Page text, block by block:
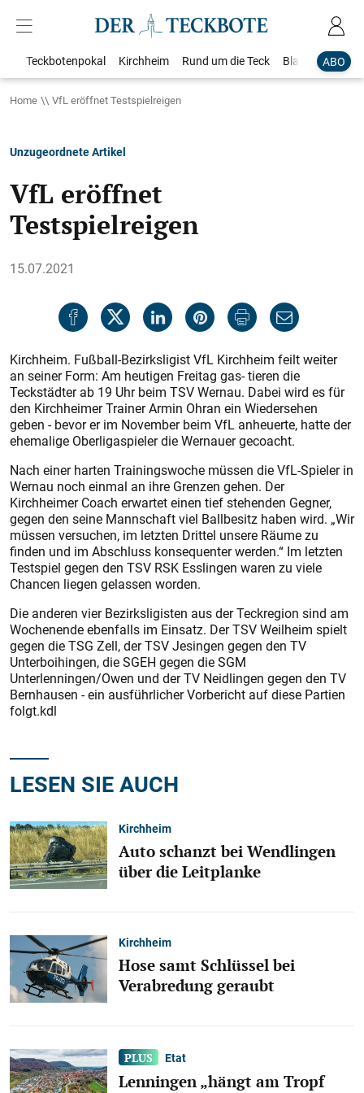
ABO
Teckbotenpokal Kirchheim Rund um die Teck Blaulicht
Home VfL eröffnet Testspielreigen
Unzugeordnete Artikel
VfL eröffnet
Testspielreigen
15.07.2021
Kirchheim. Fußball-Bezirksligist VfL Kirchheim feilt weiter
an seiner Form: Am heutigen Freitag gas- tieren die
Teckstädter ab 19 Uhr beim TSV Wernau. Dabei wird es für
den Kirchheimer Trainer Armin Ohran ein Wiedersehen
geben - bevor er im November beim VfL anheuerte, hatte der
ehemalige Oberligaspieler die Wernauer gecoacht.
Nach einer harten Trainingswoche müssen die VfL-Spieler in
Wernau noch einmal an ihre Grenzen gehen. Der
Kirchheimer Coach erwartet einen tief stehenden Gegner,
gegen den seine Mannschaft viel Ballbesitz haben wird. „Wir
müssen versuchen, im letzten Drittel unsere Räume zu
finden und im Abschluss konsequenter werden.“ Im letzten
Testspiel gegen den TSV RSK Esslingen waren zu viele
Chancen liegen gelassen worden.
Die anderen vier Bezirksligisten aus der Teckregion sind am
Wochenende ebenfalls im Einsatz. Der TSV Weilheim spielt
gegen die TSG Zell, der TSV Jesingen gegen den TV
Unterboihingen, die SGEH gegen die SGM
Unterlenningen/Owen und der TV Neidlingen gegen den TV
Bernhausen - ein ausführlicher Vorbericht auf diese Partien
folgt.kdl
LESEN SIE AUCH
Kirchheim
Auto schanzt bei Wendlingen
über die Leitplanke
Kirchheim
Hose samt Schlüssel bei
Verabredung geraubt
Etat
Lenningen „hängt am Tropf